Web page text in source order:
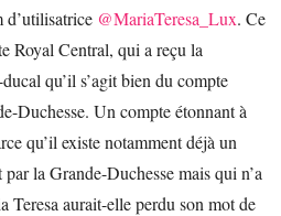
d’utilisatrice @MariaTeresa_Lux. Ce
Royal Central, qui a reçu la
qu’il s’agit bien du compte
Duchesse. Un compte étonnant à
qu’il existe notamment déjà un
la Grande-Duchesse mais qui n’a
Teresa aurait-elle perdu son mot de